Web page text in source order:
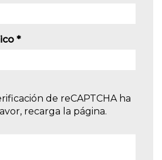
*
de reCAPTCHA ha
recarga la página.